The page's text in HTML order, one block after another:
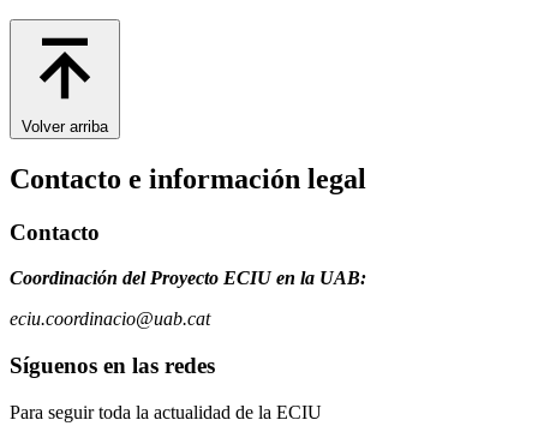
Volver arriba
Contacto e información legal
Contacto
Coordinación del Proyecto ECIU en la UAB:
eciu.coordinacio@uab.cat
Síguenos en las redes
Para seguir toda la actualidad de la ECIU